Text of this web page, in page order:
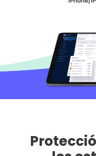
aprendizaje
Asistencia